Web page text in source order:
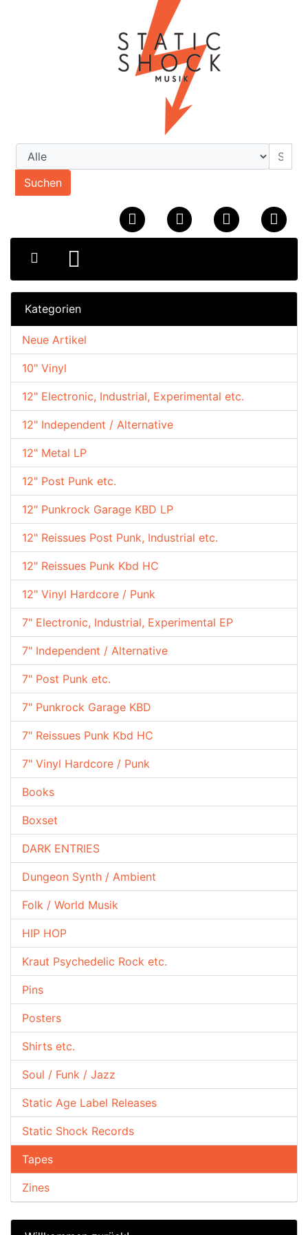
Suchen
Kategorien
10" Vinyl
12" Electronic, Industrial, Experimental etc.
12" Independent / Alternative
12" Metal LP
12" Post Punk etc.
12" Punkrock Garage KBD LP
12" Reissues Post Punk, Industrial etc.
12" Reissues Punk Kbd HC
12" Vinyl Hardcore / Punk
7" Electronic, Industrial, Experimental EP
7" Independent / Alternative
7" Post Punk etc.
7" Punkrock Garage KBD
7" Reissues Punk Kbd HC
7" Vinyl Hardcore / Punk
Books
Boxset
DARK ENTRIES
Dungeon Synth / Ambient
Folk / World Musik
HIP HOP
Kraut Psychedelic Rock etc.
Pins
Posters
Shirts etc.
Soul / Funk / Jazz
Static Age Label Releases
Static Shock Records
Tapes
Zines
Neue Artikel